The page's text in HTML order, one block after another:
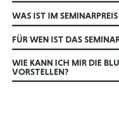
WAS IST IM
FÜR WEN IST DAS
WIE KANN ICH MIR DIE
VORSTELLEN?